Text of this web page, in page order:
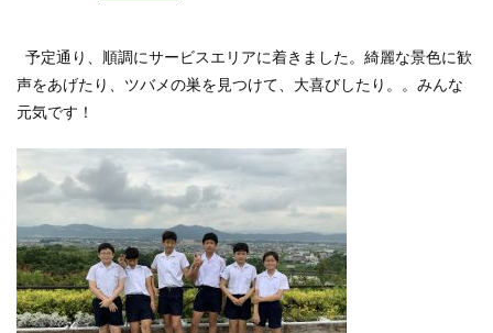
予定通り、順調にサービスエリアに着きました。綺麗な景色に歓
声をあげたり、ツバメの巣を見つけて、大喜びしたり。。みんな
元気です！